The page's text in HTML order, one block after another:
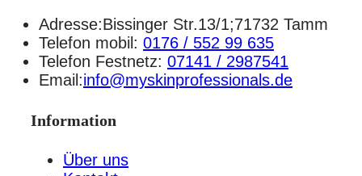
Adresse:Bissinger Str.13/1;71732 Tamm
Telefon mobil: 0176 / 552 99 635
Telefon Festnetz: 07141 / 2987541
Email:info@myskinprofessionals.de
Information
Über uns